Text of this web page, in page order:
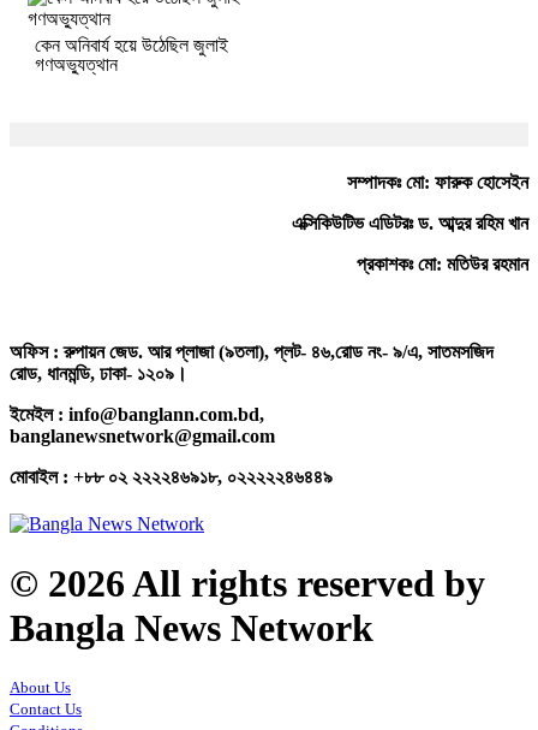
কেন অনিবার্য হয়ে উঠেছিল জুলাই
গণঅভ্যুত্থান
সম্পাদকঃ মো: ফারুক হোসেইন
এক্সিকিউটিভ এডিটরঃ ড. আব্দুর রহিম খান
প্রকাশকঃ মো: মতিউর রহমান
অফিস : রুপায়ন জেড. আর প্লাজা (৯তলা), প্লট- ৪৬,রোড নং- ৯/এ, সাতমসজিদ
রোড, ধানমন্ডি, ঢাকা- ১২০৯।
ইমেইল : info@banglann.com.bd,
banglanewsnetwork@gmail.com
মোবাইল : +৮৮ ০২ ২২২২৪৬৯১৮, ০২২২২২৪৬৪৪৯
© 2026 All rights reserved by
Bangla News Network
About Us
Contact Us